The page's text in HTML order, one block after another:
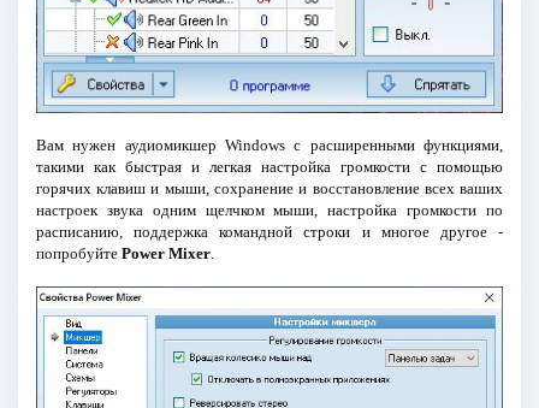
Вам нужен аудиомикшер Windows с расширенными функциями,
такими как быстрая и легкая настройка громкости с помощью
горячих клавиш и мыши, сохранение и восстановление всех ваших
настроек звука одним щелчком мыши, настройка громкости по
расписанию, поддержка командной строки и многое другое -
попробуйте Power Mixer.